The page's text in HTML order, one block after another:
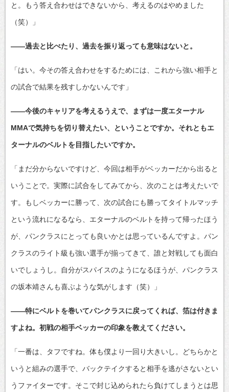
と。もう答え合わせはできないから、考えるのはやめました
（笑）」
――過去と比べたり、過去を振り返っても意味はないと。
「はい。今その答え合わせをするためには、これから強い相手と
の試合で結果を残すしかないんです」
――今後のキャリアを考えるうえで、まずは一度エターナル
MMAで気持ちを切り替えたい、ということですか。それともエ
ターナルのベルトを目指したいですか。
「まだ分からないですけど、今回は相手がベッカーだから出ると
いうことで。実際に試合をしてみてから、次のことは考えたいで
す。もしベッカーに勝って、次の試合にも勝ってタイトルマッチ
という流れになるなら、エターナルのベルトを持って帰ったほう
が、パンクラスにとっても良いかとは思っているんですよ。パン
クラスのライト級も強い選手が揃ってきて、誰と対戦しても面白
いでしょうし。自分がスパイスのようになるほうが、パンクラス
の坂本靖さんも喜ぶような気がします（笑）」
――特にベルトを巻いてパンクラスに戻ってくれば、箔は付きま
すよね。初戦の相手ベッカーの印象を教えてください。
「一番は、タフですね。体も僕より一回り大きいし。どちらかと
いうと組みの選手で、バックテイクすると相手を逃がさないとい
うファイターです。そこで封じ込められたら負けてしまうとは思